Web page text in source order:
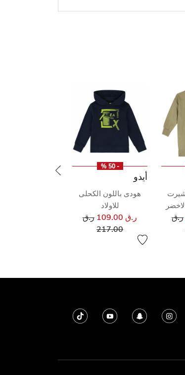
سعر مخفض من
ر.ق
- 50 %
أيدو
هودى باللون الكحلى
للاولاد
ر.ق 109.00 سعر مخفض من
ر.ق
217.00إلى